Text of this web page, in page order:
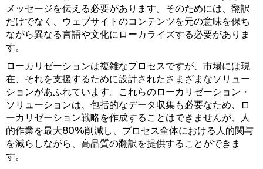
メッセージを伝える必要があります。そのためには、翻訳
だけでなく、ウェブサイトのコンテンツを元の意味を保ち
ながら異なる言語や文化にローカライズする必要がありま
す。
ローカリゼーションは複雑なプロセスですが、市場には現
在、それを支援するために設計されたさまざまなソリュー
ションがあふれています。これらのローカリゼーション・
ソリューションは、包括的なデータ収集も必要なため、ロ
ーカリゼーション戦略を作成することはできませんが、人
的作業を最大80%削減し、プロセス全体における人的関与
を減らしながら、高品質の翻訳を提供することができま
す。